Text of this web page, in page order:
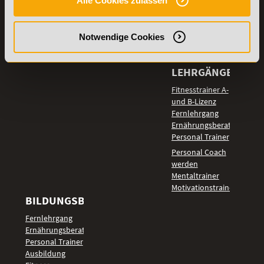
Notwendige Cookies
Vertrag
widerrufen
Lexikon
Details zu
Weiterbildungen
TOP-
LEHRGÄNGE
Fitnesstrainer A-
und B-Lizenz
Fernlehrgang
Ernährungsberater
Personal Trainer
Personal Coach
werden
Mentaltrainer
Motivationstrainer
BILDUNGSBEREICHE
Fernlehrgang
Ernährungsberater
Personal Trainer
Ausbildung